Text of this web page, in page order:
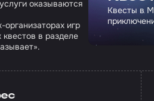
оказываются
игр
в разделе
Квесты в